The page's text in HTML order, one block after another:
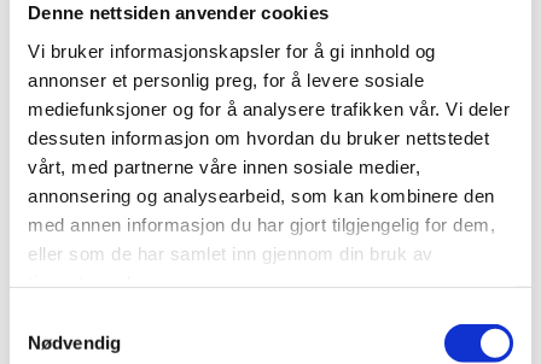
Denne nettsiden anvender cookies
Vi bruker informasjonskapsler for å gi innhold og
annonser et personlig preg, for å levere sosiale
mediefunksjoner og for å analysere trafikken vår. Vi deler
dessuten informasjon om hvordan du bruker nettstedet
vårt, med partnerne våre innen sosiale medier,
annonsering og analysearbeid, som kan kombinere den
med annen informasjon du har gjort tilgjengelig for dem,
eller som de har samlet inn gjennom din bruk av
Nødvendig